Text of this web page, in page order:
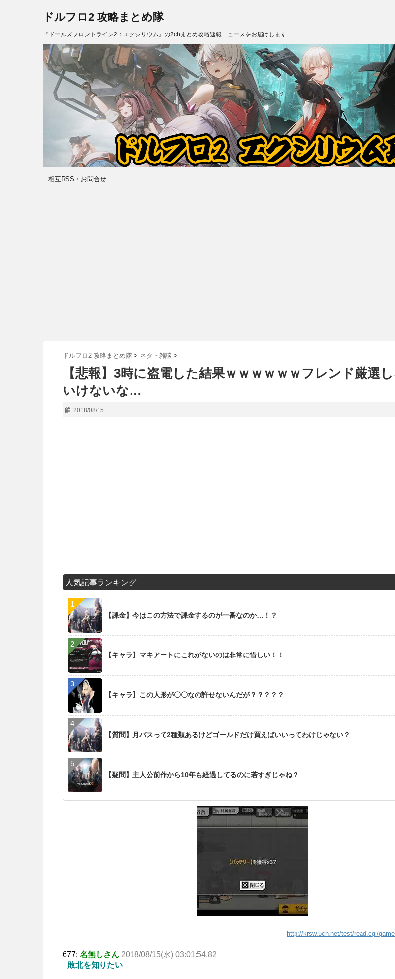
ドルフロ2 攻略まとめ隊
『ドールズフロントライン2：エクシリウム』の2chまとめ攻略速報ニュースをお届けします
相互RSS・お問合せ
ドルフロ2 攻略まとめ隊 > ネタ・雑談 >
【悲報】3時に盗電した結果ｗｗｗｗｗｗフレンド厳選
いけないな…
2018/08/15
人気記事ランキング
【課金】今はこの方法で課金するのが一番なのか…！？
【キャラ】マキアートにこれがないのは非常に惜しい！！
【キャラ】この人形が〇〇なの許せないんだが？？？？？
【質問】月パスって2種類あるけどゴールドだけ買えばいいってわけじゃない？
【疑問】主人公前作から10年も経過してるのに若すぎじゃね？
http://krsw.5ch.net/test/read.cgi/
677: 名無しさん 2018/08/15(水) 03:01:54.82
敗北を知りたい